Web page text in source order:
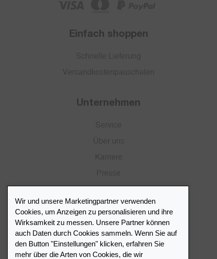
Einfach shoppen
Unternehmen
Händlerportal
Händlerverzeichnis
Wir und unsere Marketingpartner verwenden
Cookies, um Anzeigen zu personalisieren und ihre
Wirksamkeit zu messen. Unsere Partner können
auch Daten durch Cookies sammeln. Wenn Sie auf
den Button "Einstellungen" klicken, erfahren Sie
mehr über die Arten von Cookies, die wir